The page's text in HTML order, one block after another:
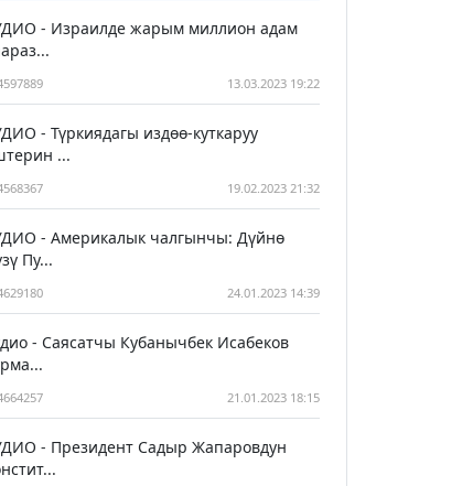
- Израилде жарым миллион адам
13.03.2023 19:22
- Түркиядагы издөө-куткаруу
...
19.02.2023 21:32
- Америкалык чалгынчы: Дүйнө
Пу...
24.01.2023 14:39
- Саясатчы Кубанычбек Исабеков
21.01.2023 18:15
- Президент Садыр Жапаровдун